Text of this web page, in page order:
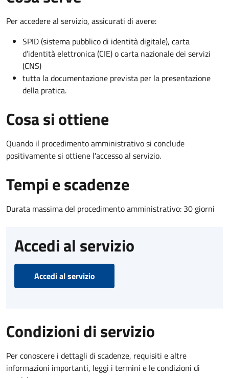
Per accedere al servizio, assicurati di avere:
SPID (sistema pubblico di identità digitale), carta
d’identità elettronica (CIE) o carta nazionale dei servizi
(CNS)
tutta la documentazione prevista per la presentazione
della pratica.
Cosa si ottiene
Quando il procedimento amministrativo si conclude
positivamente si ottiene l'accesso al servizio.
Tempi e scadenze
Durata massima del procedimento amministrativo: 30 giorni
Accedi al servizio
Accedi al servizio
Condizioni di servizio
Per conoscere i dettagli di scadenze, requisiti e altre
informazioni importanti, leggi i termini e le condizioni di